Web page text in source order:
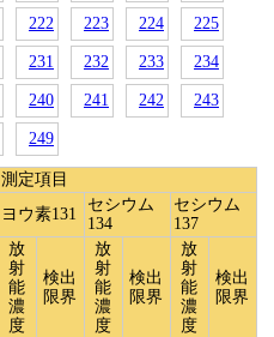
222 223 224 225
231 232 233 234
240 241 242 243
249
測定項目
ヨウ素131
セシウム
134
セシウム
137
放
射
能
濃
度
検出
限界
放
射
能
濃
度
検出
限界
放
射
能
濃
度
検出
限界